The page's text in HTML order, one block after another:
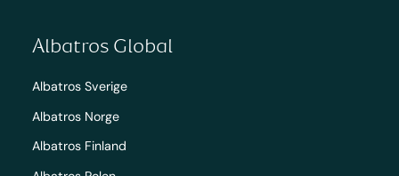
Albatros Global
Albatros Sverige
Albatros Norge
Albatros Finland